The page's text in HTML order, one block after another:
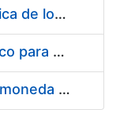
Conexión mediante Fibra Óptica de los Centros de Proceso de Datos (CPDs) de las sedes de la FNMT-RCM de Burgos y Madrid
Contratación de acuerdo marco para el Suministro de Material de Electricidad para la Fábrica Nacional de Moneda y Timbre-Real Casa de la Moneda en su centro de trabajo de Burgos
Suministro de estuches para moneda de 30 €